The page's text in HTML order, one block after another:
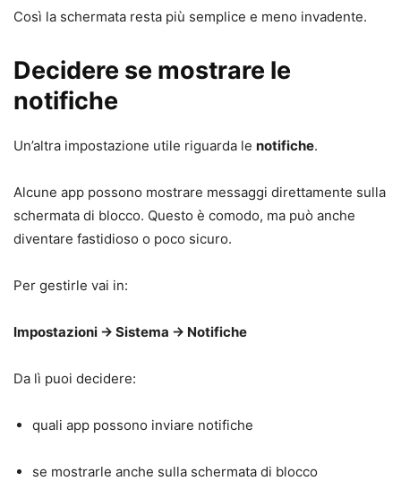
Così la schermata resta più semplice e meno invadente.
Decidere se mostrare le
notifiche
Un’altra impostazione utile riguarda le notifiche.
Alcune app possono mostrare messaggi direttamente sulla
schermata di blocco. Questo è comodo, ma può anche
diventare fastidioso o poco sicuro.
Per gestirle vai in:
Impostazioni → Sistema → Notifiche
Da lì puoi decidere:
quali app possono inviare notifiche
se mostrarle anche sulla schermata di blocco